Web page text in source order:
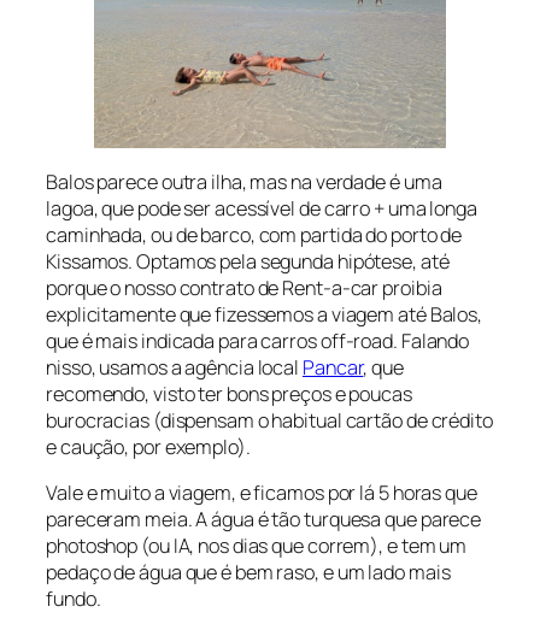
Balos parece outra ilha, mas na verdade é uma
lagoa, que pode ser acessível de carro + uma longa
caminhada, ou de barco, com partida do porto de
Kissamos. Optamos pela segunda hipótese, até
porque o nosso contrato de Rent-a-car proibia
explicitamente que fizessemos a viagem até Balos,
que é mais indicada para carrosoff-road. Falando
nisso, usamos a agência local Pancar, que
recomendo, visto ter bons preços e poucas
burocracias (dispensam o habitual cartão de crédito
e caução, por exemplo).
Vale e muito a viagem, e ficamos por lá 5 horas que
pareceram meia. A água é tão turquesa que parece
photoshop (ou IA, nos dias que correm), e tem um
pedaço de água que é bem raso, e um lado mais
fundo.